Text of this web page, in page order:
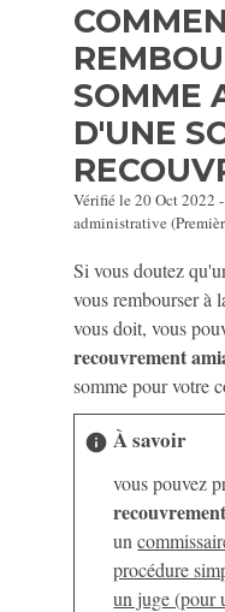
SOMME
D'UNE
Vérifié le 20 Oct 2022
administrative
Si vous doutez
vous rembourser à
vous doit, vous
recouvrement
somme pour votre
info À savoir
vous pouvez
un
procédure
un juge (pour